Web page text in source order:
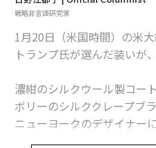
戦略非言語研究家
1月20日（米国時間）の米
トランプ氏が選んだ装いが
濃紺のシルクウール製コー
ボリーのシルククレープブ
ニューヨークのデザイナー